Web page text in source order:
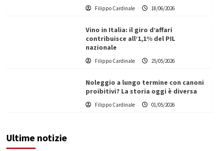
Filippo Cardinale 18/06/2026
Vino in Italia: il giro d’affari
contribuisce all’1,1% del PIL
nazionale
Filippo Cardinale 25/05/2026
Noleggio a lungo termine con canoni
proibitivi? La storia oggi è diversa
Filippo Cardinale 01/05/2026
Ultime notizie